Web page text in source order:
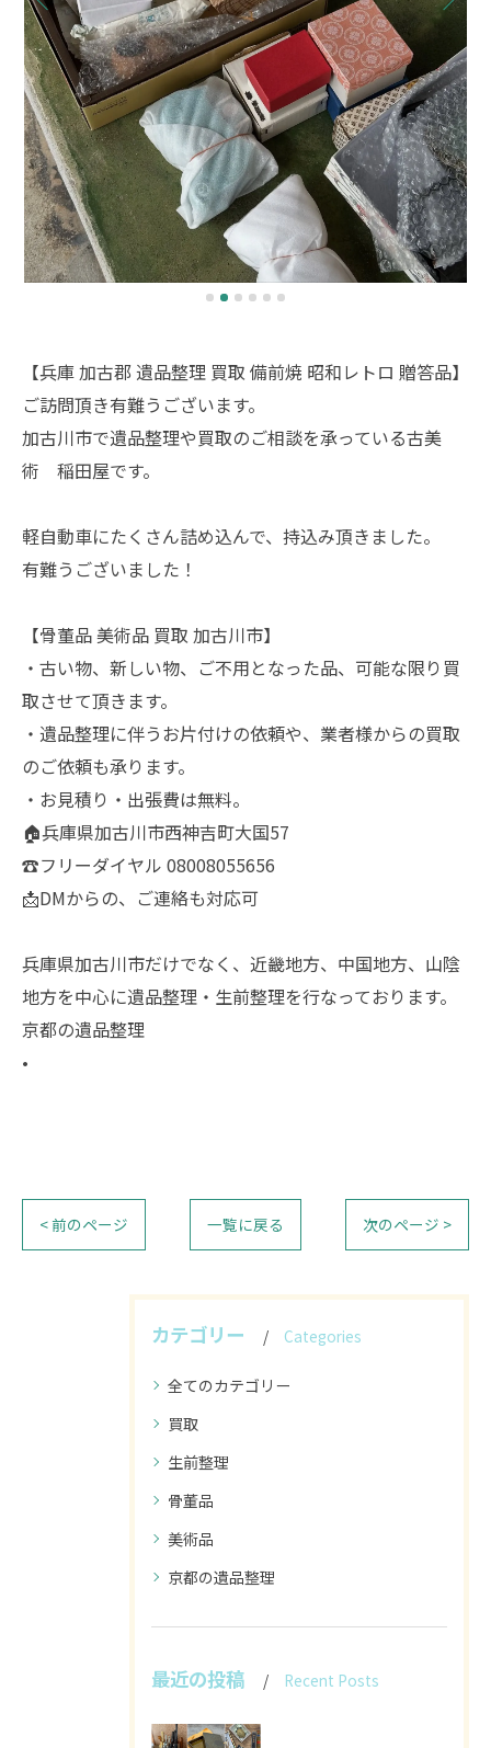
【兵庫 加古郡 遺品整理 買取 備前焼 昭和レトロ 贈答品】
ご訪問頂き有難うございます。
加古川市で遺品整理や買取のご相談を承っている古美
術 稲田屋です。
軽自動車にたくさん詰め込んで、持込み頂きました。
有難うございました！
【骨董品 美術品 買取 加古川市】
・古い物、新しい物、ご不用となった品、可能な限り買
取させて頂きます。
・遺品整理に伴うお片付けの依頼や、業者様からの買取
のご依頼も承ります。
・お見積り・出張費は無料。
🏠兵庫県加古川市西神吉町大国57
☎️フリーダイヤル 08008055656
📩DMからの、ご連絡も対応可
兵庫県加古川市だけでなく、近畿地方、中国地方、山陰
地方を中心に遺品整理・生前整理を行なっております。
京都の遺品整理
•
< 前のページ 一覧に戻る 次のページ >
カテゴリー Categories
全てのカテゴリー
買取
生前整理
骨董品
美術品
京都の遺品整理
最近の投稿 Recent Posts